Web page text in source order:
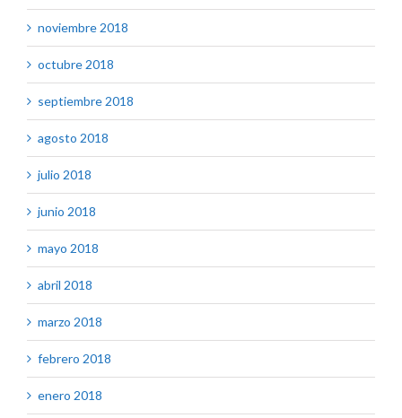
noviembre 2018
octubre 2018
septiembre 2018
agosto 2018
julio 2018
junio 2018
mayo 2018
abril 2018
marzo 2018
febrero 2018
enero 2018